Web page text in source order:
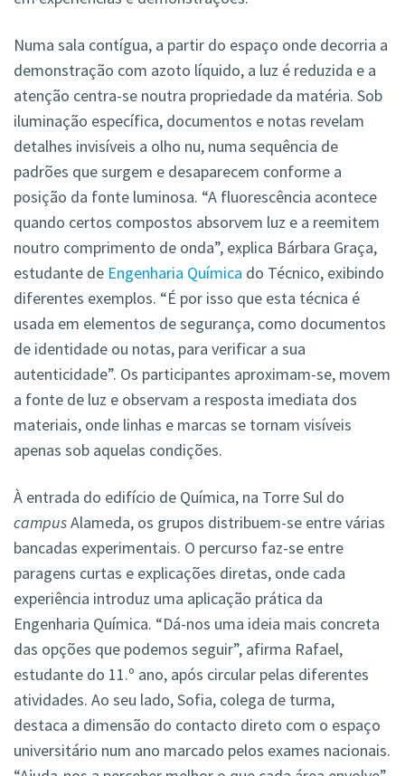
Numa sala contígua, a partir do espaço onde decorria a
demonstração com azoto líquido, a luz é reduzida e a
atenção centra-se noutra propriedade da matéria. Sob
iluminação específica, documentos e notas revelam
detalhes invisíveis a olho nu, numa sequência de
padrões que surgem e desaparecem conforme a
posição da fonte luminosa. “A fluorescência acontece
quando certos compostos absorvem luz e a reemitem
noutro comprimento de onda”, explica Bárbara Graça,
estudante de Engenharia Química do Técnico, exibindo
diferentes exemplos. “É por isso que esta técnica é
usada em elementos de segurança, como documentos
de identidade ou notas, para verificar a sua
autenticidade”. Os participantes aproximam-se, movem
a fonte de luz e observam a resposta imediata dos
materiais, onde linhas e marcas se tornam visíveis
apenas sob aquelas condições.
À entrada do edifício de Química, na Torre Sul do
campusAlameda, os grupos distribuem-se entre várias
bancadas experimentais. O percurso faz-se entre
paragens curtas e explicações diretas, onde cada
experiência introduz uma aplicação prática da
Engenharia Química. “Dá-nos uma ideia mais concreta
das opções que podemos seguir”, afirma Rafael,
estudante do 11.º ano, após circular pelas diferentes
atividades. Ao seu lado, Sofia, colega de turma,
destaca a dimensão do contacto direto com o espaço
universitário num ano marcado pelos exames nacionais.